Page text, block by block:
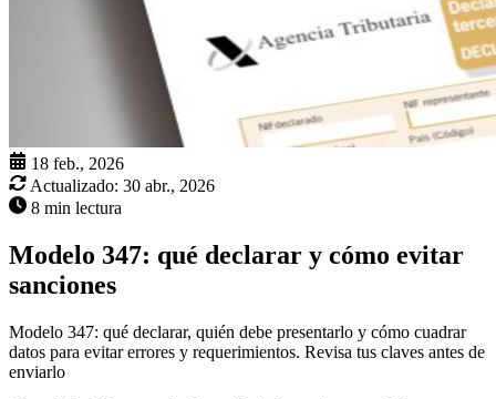
18 feb., 2026
Actualizado: 30 abr., 2026
8 min lectura
Modelo 347: qué declarar y cómo evitar
sanciones
Modelo 347: qué declarar, quién debe presentarlo y cómo cuadrar
datos para evitar errores y requerimientos. Revisa tus claves antes de
enviarlo